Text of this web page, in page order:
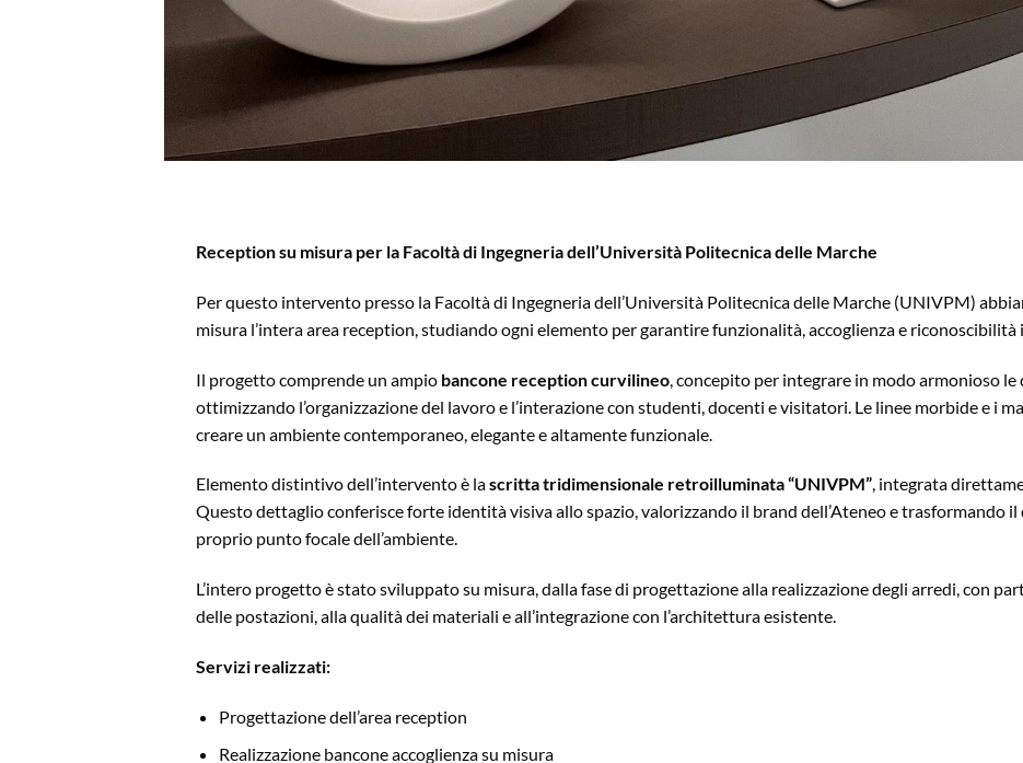
Reception su misura per la Facoltà di Ingegneria dell’Università Politecnica delle Marche
Per questo intervento presso la Facoltà di Ingegneria dell’Università Politecnica delle Marche (UNIVPM)
misura l’intera area reception, studiando ogni elemento per garantire funzionalità, accoglienza e riconoscibilità
Il progetto comprende un ampio bancone reception curvilineo , concepito per integrare in modo armonioso le
ottimizzando l’organizzazione del lavoro e l’interazione con studenti, docenti e visitatori. Le linee morbide e i
creare un ambiente contemporaneo, elegante e altamente funzionale.
Elemento distintivo dell’intervento è lascritta tridimensionale retroilluminata “UNIVPM”, integrata
Questo dettaglio conferisce forte identità visiva allo spazio, valorizzando il brand dell’Ateneo e trasformando il
proprio punto focale dell’ambiente.
L’intero progetto è stato sviluppato su misura, dalla fase di progettazione alla realizzazione degli arredi, con
delle postazioni, alla qualità dei materiali e all’integrazione con l’architettura esistente.
Servizi realizzati:
Progettazione dell’area reception
Realizzazione bancone accoglienza su misura